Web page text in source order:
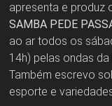
apresenta e produz
SAMBA PEDE
ao ar todos os
14h) pelas ondas da
Também escrevo
esporte e